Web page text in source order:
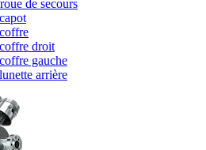
de secours
droit
gauche
arrière